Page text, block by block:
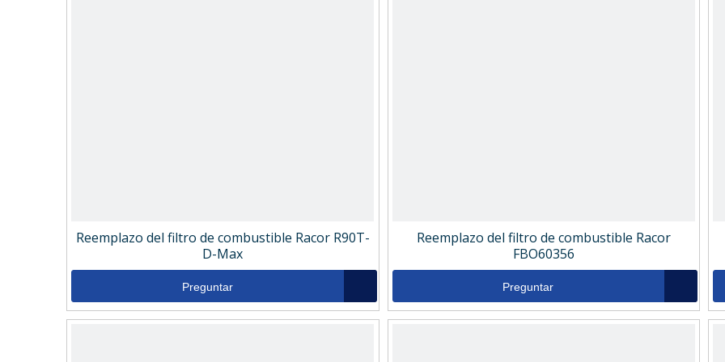
Reemplazo del filtro de combustible Racor R90T-
D-Max
Preguntar
Reemplazo del filtro de combustible Racor
FBO60356
Preguntar